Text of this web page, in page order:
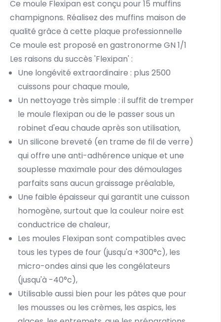
Ce moule Flexipan est conçu pour 15 muffins
champignons. Réalisez des muffins maison de
qualité grâce à cette plaque professionnelle
Ce moule est proposé en gastronorme GN 1/1
Les raisons du succès 'Flexipan' :
Une longévité extraordinaire : plus 2500
cuissons pour chaque moule,
Un nettoyage très simple : il suffit de tremper
le moule flexipan ou de le passer sous un
robinet d'eau chaude après son utilisation,
Un silicone breveté (en trame de fil de verre)
qui offre une anti-adhérence unique et une
souplesse maximale pour des démoulages
parfaits sans aucun graissage préalable,
Une faible épaisseur qui garantit une cuisson
homogène, surtout que la couleur noire est
conductrice de chaleur,
Les moules Flexipan sont compatibles avec
tous les types de four (jusqu'a +300°c), les
micro-ondes ainsi que les congélateurs
(jusqu'à -40°c),
Utilisable aussi bien pour les pâtes que pour
les mousses ou les crèmes, les aspics, les